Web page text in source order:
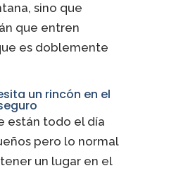
sino que
que entren
es doblemente
un rincón en el
están todo el día
pero lo normal
un lugar en el